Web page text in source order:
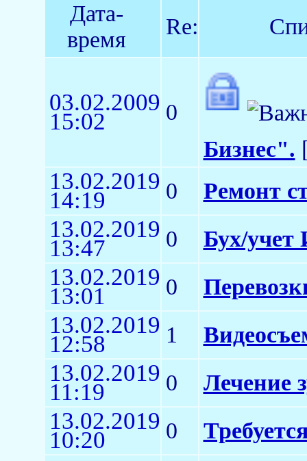
Дата-
время
Re:
03.02.2009
15:02
0
Бизнес".
13.02.2019
14:19 0 Ремонт
13.02.2019
13:47 0 Бух/учет
13.02.2019
13:01 0
13.02.2019
12:58 1
13.02.2019
11:19 0 Лечение
13.02.2019
10:20 0